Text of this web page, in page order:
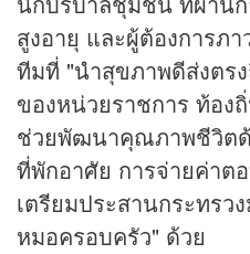
สูงอายุ และผู้ต้องการภ
ทีมที่ "นำสุขภาพดีส่งตร
ของหน่วยราชการ ท้อ
ช่วยพัฒนาคุณภาพชีวิต
ที่พักอาศัย การจ่ายค่า
เตรียมประสานกระทร
หมอครอบครัว" ด้วย